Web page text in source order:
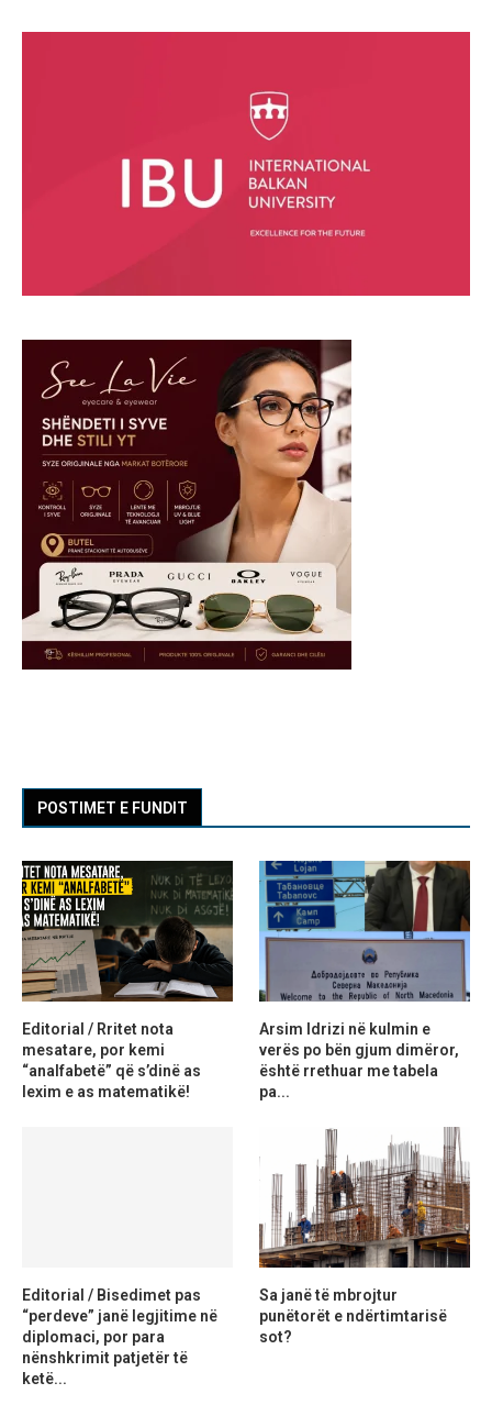
POSTIMET E FUNDIT
Editorial / Rritet nota
mesatare, por kemi
“analfabetë” që s’dinë as
lexim e as matematikë!
Arsim Idrizi në kulmin e
verës po bën gjum dimëror,
është rrethuar me tabela
pa...
Editorial / Bisedimet pas
“perdeve” janë legjitime në
diplomaci, por para
nënshkrimit patjetër të
ketë...
Sa janë të mbrojtur
punëtorët e ndërtimtarisë
sot?